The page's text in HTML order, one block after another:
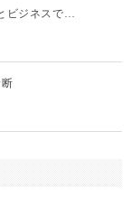
ビジネスで…